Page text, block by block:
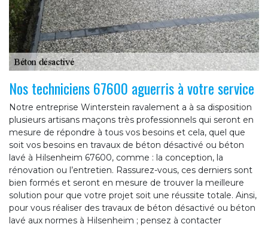
Nos techniciens 67600 aguerris à votre service
Notre entreprise Winterstein ravalement a à sa disposition
plusieurs artisans maçons très professionnels qui seront en
mesure de répondre à tous vos besoins et cela, quel que
soit vos besoins en travaux de béton désactivé ou béton
lavé à Hilsenheim 67600, comme : la conception, la
rénovation ou l’entretien. Rassurez-vous, ces derniers sont
bien formés et seront en mesure de trouver la meilleure
solution pour que votre projet soit une réussite totale. Ainsi,
pour vous réaliser des travaux de béton désactivé ou béton
lavé aux normes à Hilsenheim ; pensez à contacter